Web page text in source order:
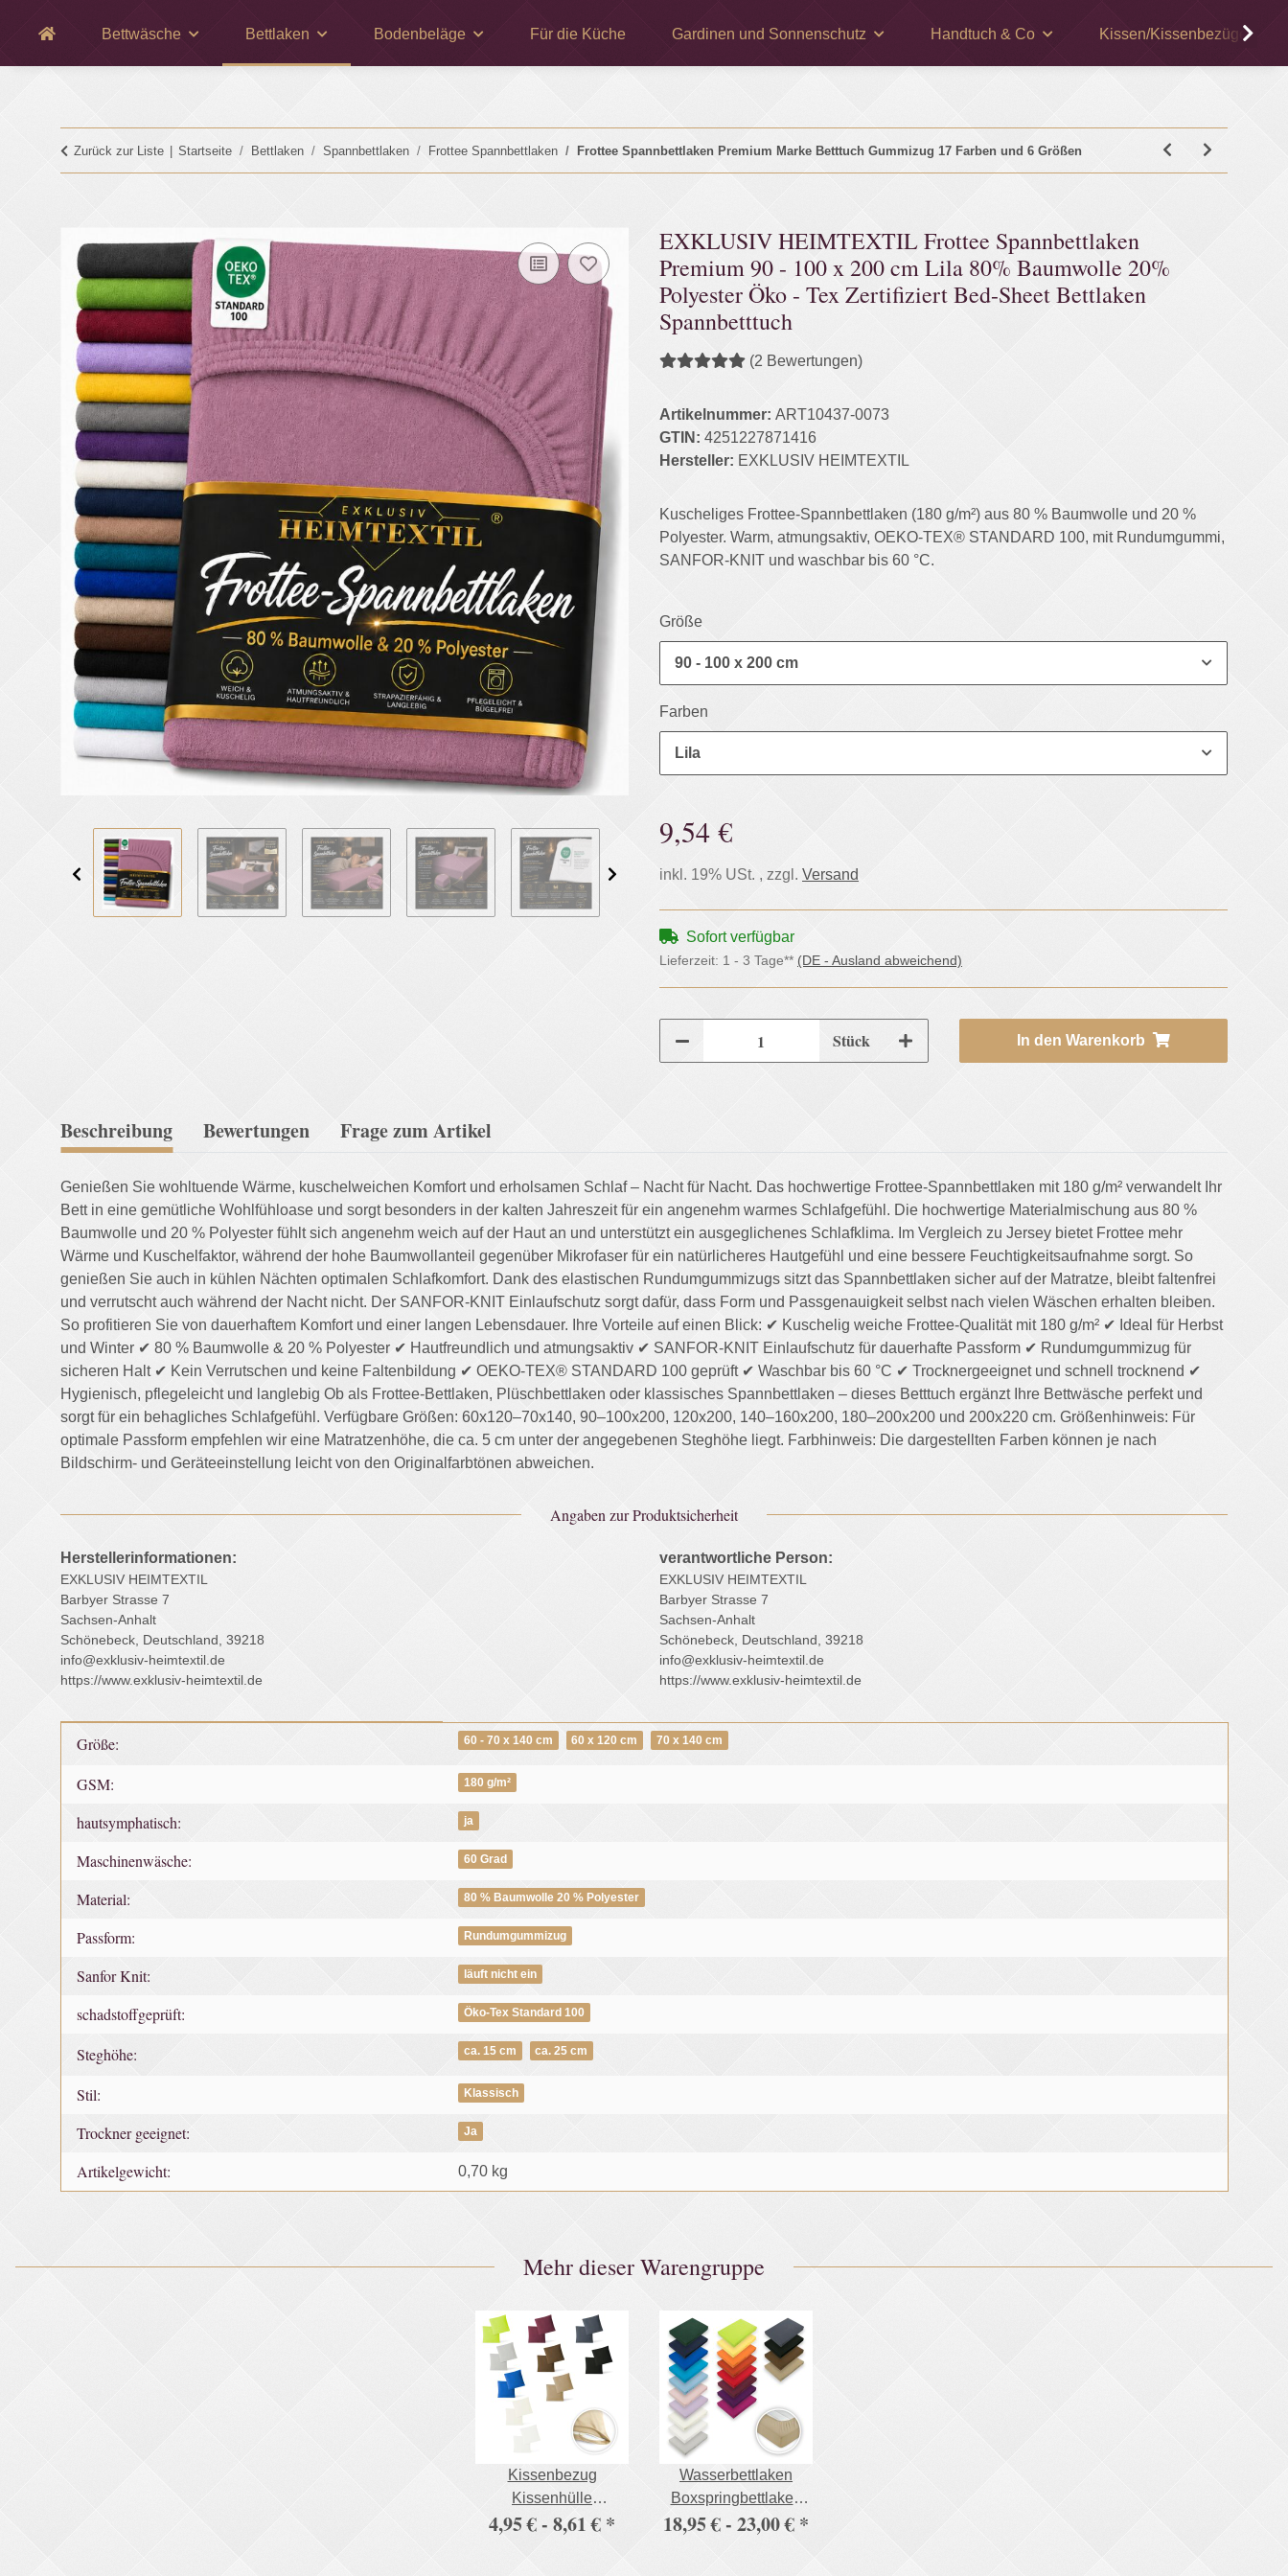
Bettwäsche Bettlaken Bodenbeläge Für die Küche Gardinen und Sonnenschutz Handtuch & Co Kissen/Kissenbezüge
Zurück zur Liste Startseite Bettlaken Spannbettlaken Frottee Spannbettlaken Frottee Spannbettlaken Premium Marke Betttuch Gummizug 17 Farben und 6 Größen
EXKLUSIV HEIMTEXTIL Frottee Spannbettlaken
Premium 90 - 100 x 200 cm Lila 80% Baumwolle 20%
Polyester Öko - Tex Zertifiziert Bed-Sheet Bettlaken
Spannbetttuch
(2 Bewertungen)
Artikelnummer: ART10437-0073
GTIN: 4251227871416
Hersteller: EXKLUSIV HEIMTEXTIL
Kuscheliges Frottee-Spannbettlaken (180 g/m²) aus 80 % Baumwolle und 20 %
Polyester. Warm, atmungsaktiv, OEKO-TEX® STANDARD 100, mit Rundumgummi,
SANFOR-KNIT und waschbar bis 60 °C.
Größe
90 - 100 x 200 cm
Farben
Lila
9,54 €
inkl. 19% USt. , zzgl. Versand
Sofort verfügbar
Lieferzeit: 1 - 3 Tage** (DE - Ausland abweichend)
Stück In den Warenkorb
Beschreibung Bewertungen Frage zum Artikel
Genießen Sie wohltuende Wärme, kuschelweichen Komfort und erholsamen Schlaf – Nacht für Nacht. Das hochwertige Frottee-Spannbettlaken mit 180 g/m² verwandelt Ihr
Bett in eine gemütliche Wohlfühloase und sorgt besonders in der kalten Jahreszeit für ein angenehm warmes Schlafgefühl. Die hochwertige Materialmischung aus 80 %
Baumwolle und 20 % Polyester fühlt sich angenehm weich auf der Haut an und unterstützt ein ausgeglichenes Schlafklima. Im Vergleich zu Jersey bietet Frottee mehr
Wärme und Kuschelfaktor, während der hohe Baumwollanteil gegenüber Mikrofaser für ein natürlicheres Hautgefühl und eine bessere Feuchtigkeitsaufnahme sorgt. So
genießen Sie auch in kühlen Nächten optimalen Schlafkomfort. Dank des elastischen Rundumgummizugs sitzt das Spannbettlaken sicher auf der Matratze, bleibt faltenfrei
und verrutscht auch während der Nacht nicht. Der SANFOR-KNIT Einlaufschutz sorgt dafür, dass Form und Passgenauigkeit selbst nach vielen Wäschen erhalten bleiben.
So profitieren Sie von dauerhaftem Komfort und einer langen Lebensdauer. Ihre Vorteile auf einen Blick: ✔ Kuschelig weiche Frottee-Qualität mit 180 g/m² ✔ Ideal für Herbst
und Winter ✔ 80 % Baumwolle & 20 % Polyester ✔ Hautfreundlich und atmungsaktiv ✔ SANFOR-KNIT Einlaufschutz für dauerhafte Passform ✔ Rundumgummizug für
sicheren Halt ✔ Kein Verrutschen und keine Faltenbildung ✔ OEKO-TEX® STANDARD 100 geprüft ✔ Waschbar bis 60 °C ✔ Trocknergeeignet und schnell trocknend ✔
Hygienisch, pflegeleicht und langlebig Ob als Frottee-Bettlaken, Plüschbettlaken oder klassisches Spannbettlaken – dieses Betttuch ergänzt Ihre Bettwäsche perfekt und
sorgt für ein behagliches Schlafgefühl. Verfügbare Größen: 60x120–70x140, 90–100x200, 120x200, 140–160x200, 180–200x200 und 200x220 cm. Größenhinweis: Für
optimale Passform empfehlen wir eine Matratzenhöhe, die ca. 5 cm unter der angegebenen Steghöhe liegt. Farbhinweis: Die dargestellten Farben können je nach
Bildschirm- und Geräteeinstellung leicht von den Originalfarbtönen abweichen.
Angaben zur Produktsicherheit
Herstellerinformationen:
EXKLUSIV HEIMTEXTIL
Barbyer Strasse 7
Sachsen-Anhalt
Schönebeck, Deutschland, 39218
info@exklusiv-heimtextil.de
https://www.exklusiv-heimtextil.de
verantwortliche Person:
EXKLUSIV HEIMTEXTIL
Barbyer Strasse 7
Sachsen-Anhalt
Schönebeck, Deutschland, 39218
info@exklusiv-heimtextil.de
https://www.exklusiv-heimtextil.de
Produkteigenschaft
Wert
Größe: 60 - 70 x 140 cm 60 x 120 cm 70 x 140 cm
GSM: 180 g/m²
hautsymphatisch: ja
Maschinenwäsche: 60 Grad
Material: 80 % Baumwolle 20 % Polyester
Passform: Rundumgummizug
Sanfor Knit: läuft nicht ein
schadstoffgeprüft: Öko-Tex Standard 100
Steghöhe: ca. 15 cm ca. 25 cm
Stil: Klassisch
Trockner geeignet: Ja
Artikelgewicht: 0,70 kg
Mehr dieser Warengruppe
Kissenbezug
Kissenhülle
Doppelpack mit
4,95 € - 8,61 € *
Wasserbettlaken
Boxspringbettlaken
Spannbettlaken 195
18,95 € - 23,00 € *